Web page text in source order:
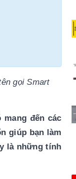
gọi Smart
đến các
giúp bạn làm
là những tính